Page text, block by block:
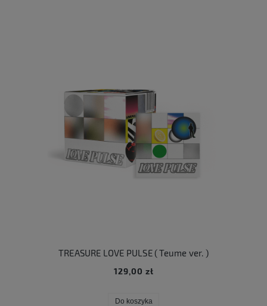
TREASURE LOVE PULSE ( Teume ver. )
129,00 zł
Do koszyka